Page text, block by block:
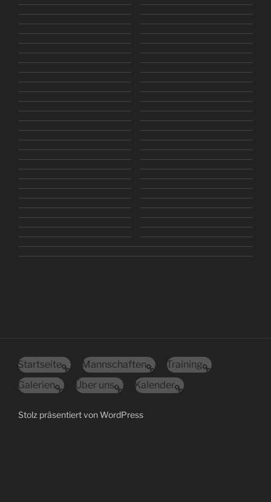
Startseite Mannschaften
Training
Galerien
Über uns Kalender
Stolz präsentiert von WordPress